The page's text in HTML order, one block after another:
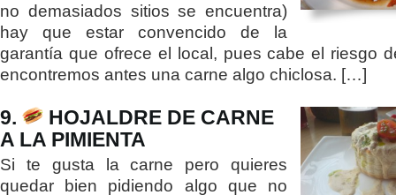
no demasiados sitios se encuentra)
hay que estar convencido de la
garantía que ofrece el local, pues cabe el riesgo
encontremos antes una carne algo chiclosa. […]
9.
HOJALDRE DE CARNE
A LA PIMIENTA
Si te gusta la carne pero quieres
quedar bien pidiendo algo que no